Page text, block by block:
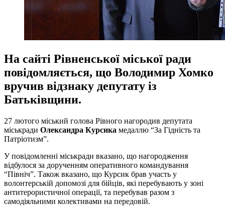
На сайті Рівненської міської ради
повідомляється, що Володимир Хомко
вручив відзнаку депутату із
Батьківщини.
27 лютого міський голова Рівного нагородив депутата
міськради Олександра Курсика медаллю “За Гідність та
Патріотизм”.
У повідомленні міськради вказано, що нагородження
відбулося за дорученням оперативного командування
“Північ”. Також вказано, що Курсик брав участь у
волонтерській допомозі для бійців, які перебувають у зоні
антитерористичної операції, та перебував разом з
самодіяльними колективами на передовій.